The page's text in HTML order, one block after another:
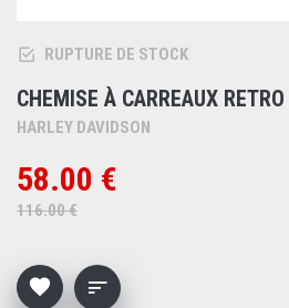
RUPTURE DE STOCK
CHEMISE À CARREAUX
HARLEY DAVIDSON
58.00 €
116.00 €